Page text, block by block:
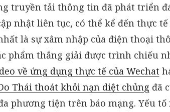
truyền tải thông tin đã phát triển
nhật liên tục, có thể kể đến thực
là sự xâm nhập của điện thoại
phẩm thắng giải được trình chiếu
về ứng dụng thực tế của Wechat
Thái thoát khỏi nạn diệt chủng đã
phương tiện trên báo mạng. Yếu